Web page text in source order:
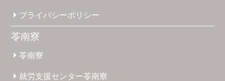
プライバシーポリシー
苓南寮
苓南寮
就労支援センター苓南寮